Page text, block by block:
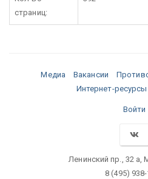
страниц:
Медиа Вакансии
Интернет-ресурсы
Войти
Ленинский пр., 32 а,
8 (495)